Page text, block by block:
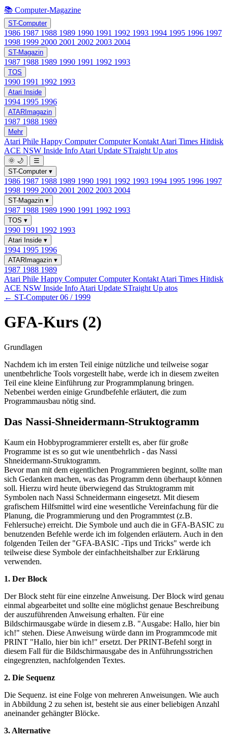
📚 Computer-Magazine
ST-Computer
1986 1987 1988 1989 1990 1991 1992 1993 1994 1995 1996 1997
1998 1999 2000 2001 2002 2003 2004
ST-Magazin
1987 1988 1989 1990 1991 1992 1993
TOS
1990 1991 1992 1993
Atari Inside
1994 1995 1996
ATARImagazin
1987 1988 1989
Mehr
Atari Phile Happy ComputerComputer Kontakt Atari Times Hitdisk
ACE NSW Inside Info Atari Update STraight Up atos
🌞 🌙
☰
ST-Computer ▾
1986 1987 1988 1989 1990 1991 1992 1993 1994 1995 1996 1997
1998 1999 2000 2001 2002 2003 2004
ST-Magazin ▾
1987 1988 1989 1990 1991 1992 1993
TOS ▾
1990 1991 1992 1993
Atari Inside ▾
1994 1995 1996
ATARImagazin ▾
1987 1988 1989
Atari Phile Happy ComputerComputer Kontakt Atari Times Hitdisk
ACE NSW Inside Info Atari Update STraight Up atos
← ST-Computer 06 / 1999
GFA-Kurs (2)
Grundlagen
Nachdem ich im ersten Teil einige nützliche und teilweise sogar
unentbehrliche Tools vorgestellt habe, werde ich in diesem zweiten
Teil eine kleine Einführung zur Programmplanung bringen.
Nebenbei werden einige Grundbefehle erläutert, die zum
Programmausbau nötig sind.
Das Nassi-Shneidermann-Struktogramm
Kaum ein Hobbyprogrammierer erstellt es, aber für große
Programme ist es so gut wie unentbehrlich - das Nassi
Shneidermann-Struktogramm.
Bevor man mit dem eigentlichen Programmieren beginnt, sollte man
sich Gedanken machen, was das Programm denn überhaupt können
soll. Hierzu wird heute überwiegend das Struktogramm mit
Symbolen nach Nassi Schneidermann eingesetzt. Mit diesem
grafischem Hilfsmittel wird eine wesentliche Vereinfachung für die
Planung, die Programmierung und den Programmtest (z.B.
Fehlersuche) erreicht. Die Symbole und auch die in GFA-BASIC zu
benutzenden Befehle werde ich im folgenden erläutern. Auch in den
folgenden Teilen der "GFA-BASIC -Tips und Tricks" werde ich
teilweise diese Symbole der einfachheitshalber zur Erklärung
verwenden.
1. Der Block
Der Block steht für eine einzelne Anweisung. Der Block wird genau
einmal abgearbeitet und sollte eine möglichst genaue Beschreibung
der auszuführenden Anweisung erhalten. Für eine
Bildschirmausgabe würde in diesem z.B. "Ausgabe: Hallo, hier bin
ich!" stehen. Diese Anweisung würde dann im Programmcode mit
PRINT "Hallo, hier bin ich!" ersetzt. Der PRINT-Befehl sorgt in
diesem Fall für die Bildschirmausgabe des in Anführungsstrichen
eingegrenzten, nachfolgenden Textes.
2. Die Sequenz
Die Sequenz. ist eine Folge von mehreren Anweisungen. Wie auch
in Abbildung 2 zu sehen ist, besteht sie aus einer beliebigen Anzahl
aneinander gehängter Blöcke.
3. Alternative